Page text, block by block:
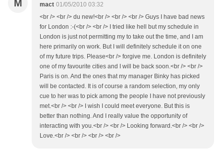
M mact 01/05/2010 03:32
<br /> <br /> du new!<br /> <br /> <br /> Guys I have bad news
for London :-(<br /> <br /> I tried like hell but my schedule in
London is just not permitting my to take out the time, and I am
here primarily on work. But I will definitely schedule it on one
of my future trips. Please<br /> forgive me. London is definitely
one of my favourite cities and I will be back soon.<br /> <br />
Paris is on. And the ones that my manager Binky has picked
will be contacted. It is of course a random selection, my only
cue to her was to pick among the people I have not previously
met.<br /> <br /> I wish I could meet everyone. But this is
better than nothing. And I really value the opportunity of
interacting with you.<br /> <br /> Looking forward.<br /> <br />
Love.<br /> <br /> <br /> <br />